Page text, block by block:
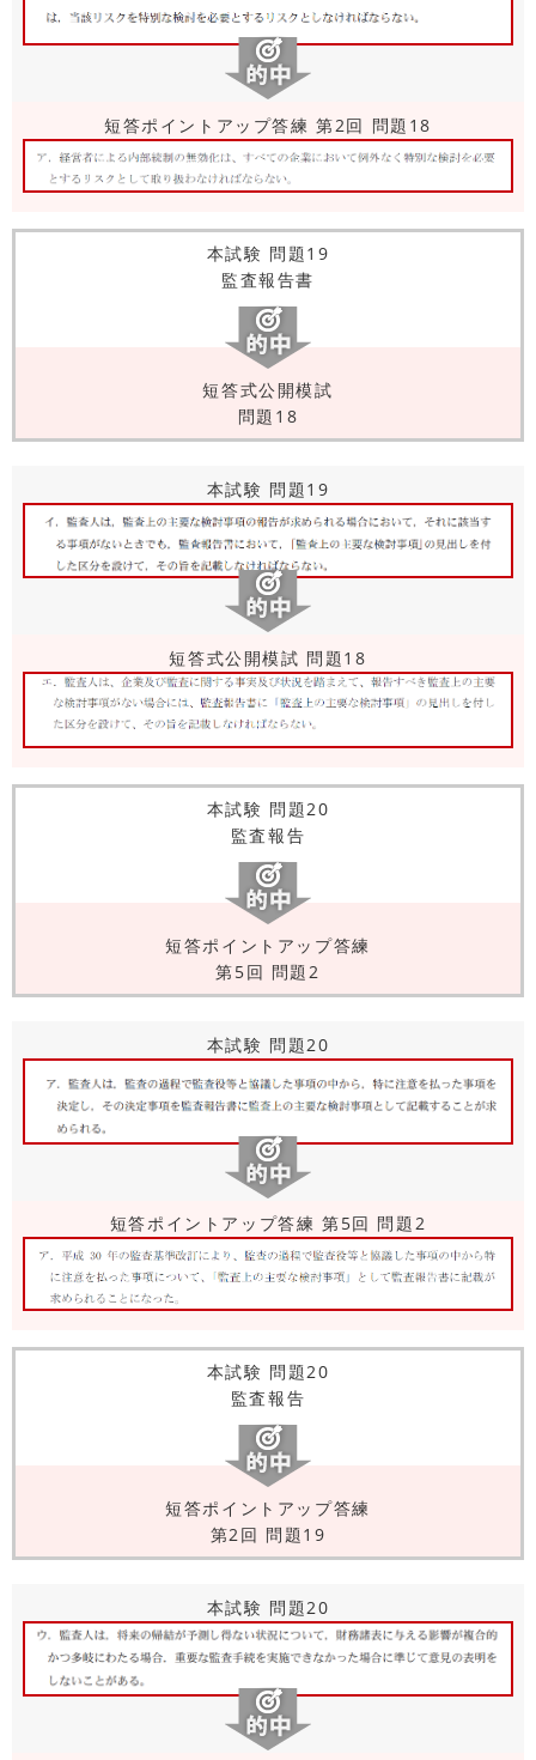
短答ポイントアップ答練 第2回 問題18
本試験 問題19
監査報告書
短答式公開模試
問題18
本試験 問題19
短答式公開模試 問題18
本試験 問題20
監査報告
短答ポイントアップ答練
第5回 問題2
本試験 問題20
短答ポイントアップ答練 第5回 問題2
本試験 問題20
監査報告
短答ポイントアップ答練
第2回 問題19
本試験 問題20